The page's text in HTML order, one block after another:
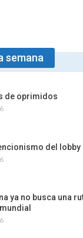
semana
de oprimidos
del lobby
ya no busca una